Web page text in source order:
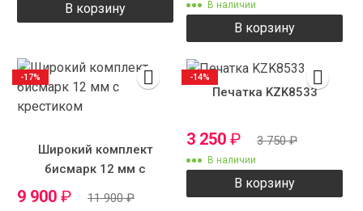
В корзину В наличии
В корзину
Широкий комплект
бисмарк 12 мм с
крестиком
9 900 ₽ 11 900₽
-17%
Печатка KZK8533
3 250 ₽ 3 750₽
В наличии
В корзину
-14%